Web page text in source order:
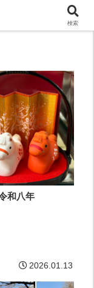
和八年
2026.01.13
検索